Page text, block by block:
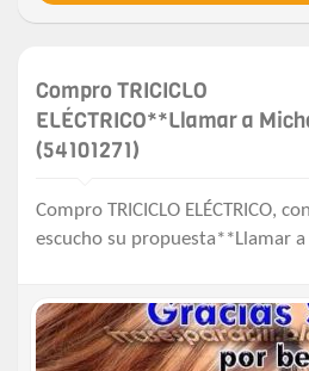
Compro TRICICLO
ELÉCTRICO**Llamar a
(54101271)
Compro TRICICLO ELÉCTRICO,
escucho su propuesta**Llamar